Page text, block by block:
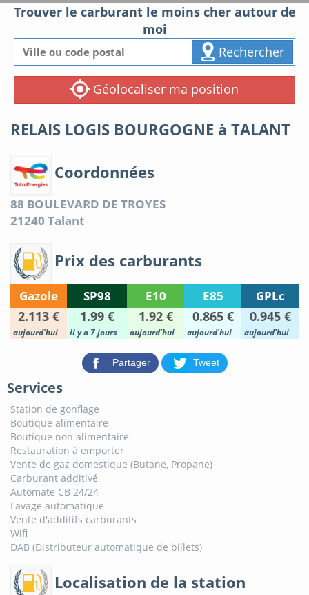
Trouver le carburant le moins cher autour de
moi
Rechercher
Géolocaliser ma position
RELAIS LOGIS BOURGOGNE à TALANT
Coordonnées
88 BOULEVARD DE TROYES
21240 Talant
Prix des carburants
Gazole SP98 E10 E85 GPLc
2.113 € 1.99 € 1.92 € 0.865 € 0.945 €
aujourd'hui il y a 7 jours aujourd'hui aujourd'hui aujourd'hui
Partager Tweet
Services
Station de gonflage
Boutique alimentaire
Boutique non alimentaire
Restauration à emporter
Vente de gaz domestique (Butane, Propane)
Carburant additivé
Automate CB 24/24
Lavage automatique
Vente d'additifs carburants
Wifi
DAB (Distributeur automatique de billets)
Localisation de la station